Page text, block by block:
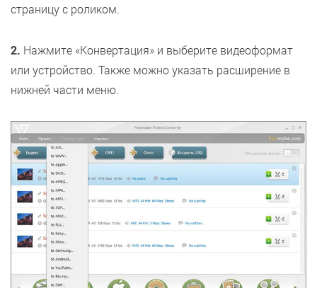
страницу с роликом.
2. Нажмите «Конвертация» и выберите видеоформат
или устройство. Также можно указать расширение в
нижней части меню.